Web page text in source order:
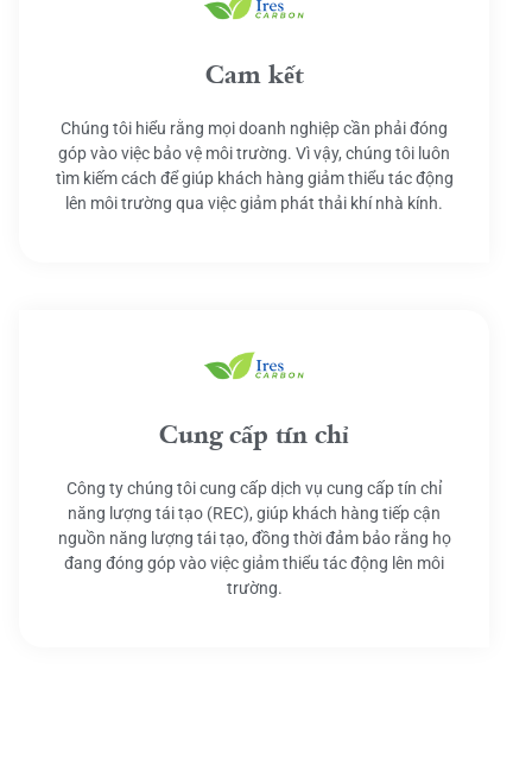
Cam kết
Chúng tôi hiểu rằng mọi doanh nghiệp cần phải đóng
góp vào việc bảo vệ môi trường. Vì vậy, chúng tôi luôn
tìm kiếm cách để giúp khách hàng giảm thiểu tác động
lên môi trường qua việc giảm phát thải khí nhà kính.
Cung cấp tín chỉ
Công ty chúng tôi cung cấp dịch vụ cung cấp tín chỉ
năng lượng tái tạo (REC), giúp khách hàng tiếp cận
nguồn năng lượng tái tạo, đồng thời đảm bảo rằng họ
đang đóng góp vào việc giảm thiểu tác động lên môi
trường.